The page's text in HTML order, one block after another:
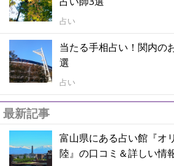
占い
当たる手相占い！関内の
選
占い
最新記事
富山県にある占い館『オ
陸』の口コミ＆詳しい情